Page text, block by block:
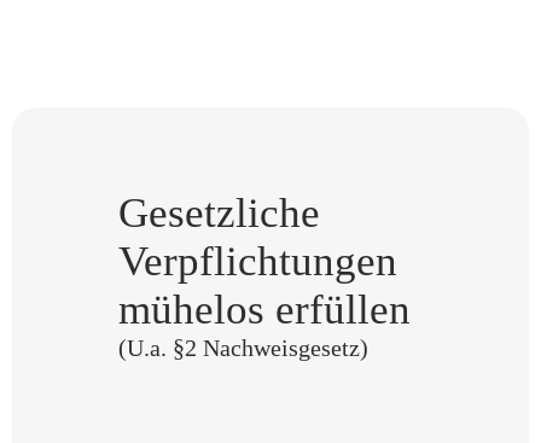
Gesetzliche
Verpflichtungen
mühelos erfüllen
(U.a. §2 Nachweisgesetz)